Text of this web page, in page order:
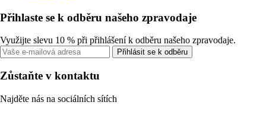
Přihlaste se k odběru našeho zpravodaje
Využijte slevu 10 % při přihlášení k odběru našeho zpravodaje.
Přihlásit se k odběru
Zůstaňte v kontaktu
Najděte nás na sociálních sítích